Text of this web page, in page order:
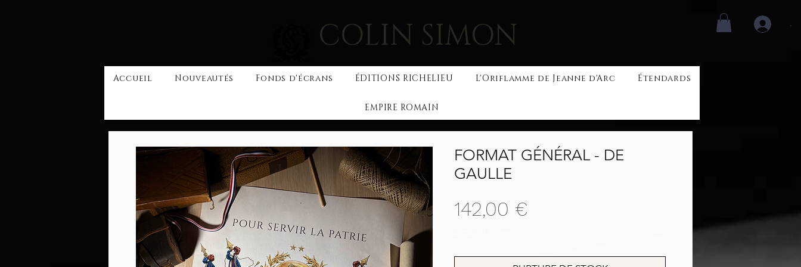
.
COLIN SIMON
Accueil Nouveautés Fonds d'écrans ÉDITIONS RICHELIEU L'Oriflamme de Jeanne d'Arc Étendards
EMPIRE ROMAIN
FORMAT GÉNÉRAL - DE
GAULLE
142,00 €